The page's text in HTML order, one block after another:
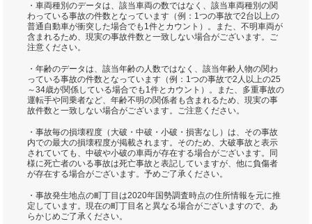
・車両種別のデータは、該当車両の数ではなく、該当車両種別の関
わっている事故の件数となっています（例：1つの事故で2台以上の
普通自動車が衝突した場合でも1件とカウント）。また、不明車両が
含まれるため、現実の事故件数と一致しない場合がございます。ご
注意ください。
・年齢のデータは、該当年齢の人数ではなく、該当年齢人物の関わ
っている事故の件数となっています（例：1つの事故で2人以上の25
～34歳が関係している場合でも1件とカウント）。また、多重事故の
運転手や同乗者など、年齢不明の関係者も含まれるため、現実の事
故件数と一致しない場合がございます。ご注意ください。
・事故毎の損壊程度（大破・中破・小破・損害なし）は、その事故
内での最大の損壊程度が掲載されます。そのため、大破事故と表示
されていても、中破や小破の車両が存在する場合がございます。同
様に死亡者のいる事故は死亡事故と表記していますが、他に負傷者
が存在する場合がございます。予めご了承ください。
・事故発生地点の町丁目は2020年国勢調査時点の住所情報を元に推
定しています。現在の町丁目名と異なる場合がございますので、あ
らかじめご了承ください。